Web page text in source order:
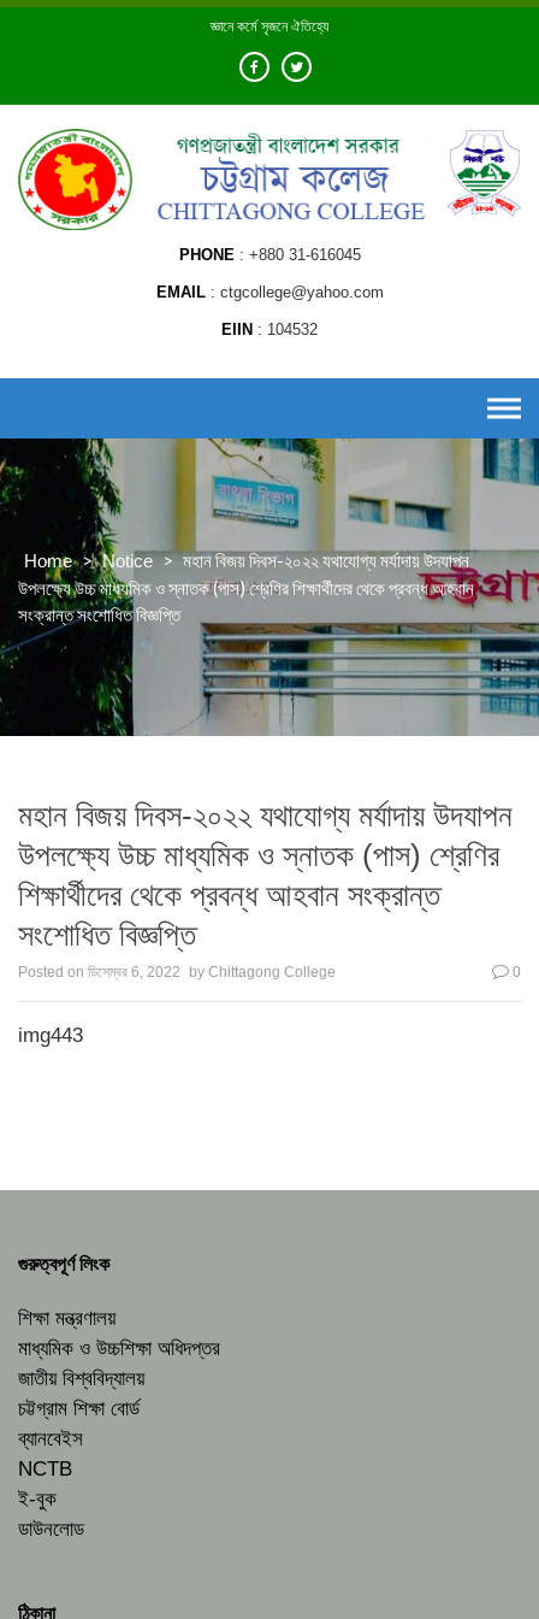
Skip
জ্ঞানে কর্মে সৃজনে ঐতিহ্যে
PHONE +880 31-616045
EMAIL ctgcollege@yahoo.com
EIIN 104532
Home > Notice > মহান বিজয় দিবস-২০২২ যথাযোগ্য মর্যাদায় উদযাপন
উপলক্ষ্যে উচ্চ মাধ্যমিক ও স্নাতক (পাস) শ্রেণির শিক্ষার্থীদের থেকে প্রবন্ধ আহবান
সংক্রান্ত সংশোধিত বিজ্ঞপ্তি
মহান বিজয় দিবস-২০২২ যথাযোগ্য মর্যাদায় উদযাপন
উপলক্ষ্যে উচ্চ মাধ্যমিক ও স্নাতক (পাস) শ্রেণির
শিক্ষার্থীদের থেকে প্রবন্ধ আহবান সংক্রান্ত
সংশোধিত বিজ্ঞপ্তি
Posted on ডিসেম্বর 6, 2022 by Chittagong College 0
img443
গুরুত্বপূর্ণ লিংক
শিক্ষা মন্ত্রণালয়
মাধ্যমিক ও উচ্চশিক্ষা অধিদপ্তর
জাতীয় বিশ্ববিদ্যালয়
চট্টগ্রাম শিক্ষা বোর্ড
ব্যানবেইস
NCTB
ই-বুক
ডাউনলোড
ঠিকানা